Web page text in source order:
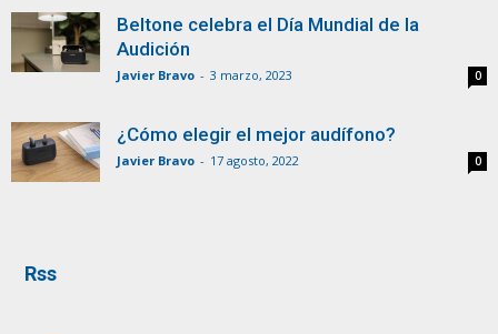
Beltone celebra el Día Mundial de la
Audición
Javier Bravo - 3 marzo, 2023 0
¿Cómo elegir el mejor audífono?
Javier Bravo - 17 agosto, 2022 0
Rss